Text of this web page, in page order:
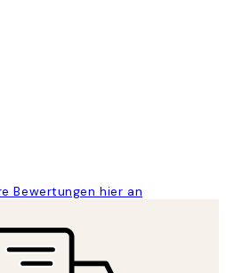
Bewertungen hier an